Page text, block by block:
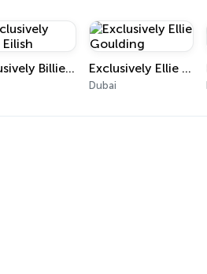
Exclusively Billie Eilish Exclusively Ellie Goulding
Dubai